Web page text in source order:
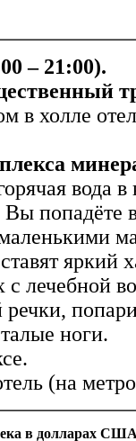
– 21:00).
в холле
вода
Вы
яркий
с лечебной
речки,
ноги.
(на
в долларах